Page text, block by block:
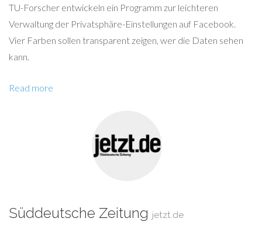
TU-Forscher entwickeln ein Programm zur leichteren
Verwaltung der Privatsphäre-Einstellungen auf Facebook.
Vier Farben sollen transparent zeigen, wer die Daten sehen
kann.
Read more
Süddeutsche Zeitung jetzt.de